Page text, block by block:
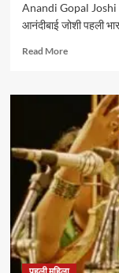
Anandi Gopal Joshi
आनंदीबाई जोशी पहली
Read MoreRead
आनंदीबाई
भारत
की
पहली
महिला
डॉक्टर
की
प्रेरक
कहानी